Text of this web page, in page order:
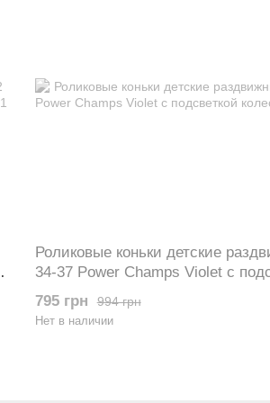
Роликовые коньки детские
34-37 Power Champs Violet с
колеса
994 грн
795 грн
Нет в наличии